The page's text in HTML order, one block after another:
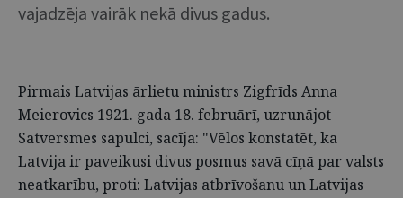
vajadzēja vairāk nekā divus gadus.
Pirmais Latvijas ārlietu ministrs Zigfrīds Anna
Meierovics 1921. gada 18. februārī, uzrunājot
Satversmes sapulci, sacīja: "Vēlos konstatēt, ka
Latvija ir paveikusi divus posmus savā cīņā par valsts
neatkarību, proti: Latvijas atbrīvošanu un Latvijas